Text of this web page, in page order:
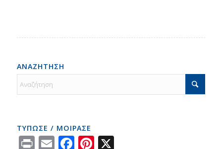
ΑΝΑΖΗΤΗΣΗ
ΤΥΠΩΣΕ / ΜΟΙΡΑΣΕ
PrintEmailFacebook
Pinterest
X